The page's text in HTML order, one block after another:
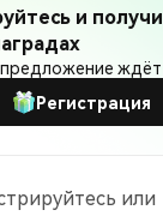
и
ждёт
Регистрация
или